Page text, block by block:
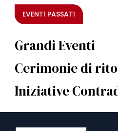
EVENTI PASSATI
Grandi Eventi
Cerimonie di rito
Iniziative